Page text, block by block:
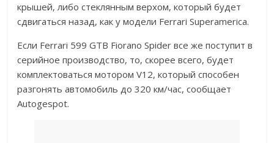
крышей, либо стеклянным верхом, который будет
сдвигаться назад, как у модели Ferrari Superamerica.
Если Ferrari 599 GTB Fiorano Spider все же поступит в
серийное производство, то, скорее всего, будет
комплектоваться мотором V12, который способен
разгонять автомобиль до 320 км/час, сообщает
Autogespot.